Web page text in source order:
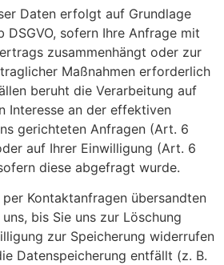
Daten erfolgt auf Grundlage
sofern Ihre Anfrage mit
zusammenhängt oder zur
Maßnahmen erforderlich
beruht die Verarbeitung auf
Interesse an der effektiven
gerichteten Anfragen (Art. 6
auf Ihrer Einwilligung (Art. 6
diese abgefragt wurde.
Kontaktanfragen übersandten
bis Sie uns zur Löschung
zur Speicherung widerrufen
Datenspeicherung entfällt (z. B.